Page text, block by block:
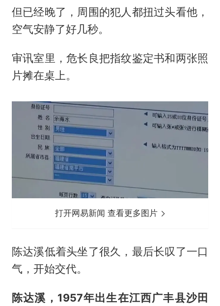
但已经晚了，周围的犯人都扭过头看他，
空气安静了好几秒。
审讯室里，危长良把指纹鉴定书和两张照
片摊在桌上。
打开网易新闻 查看更多图片
陈达溪低着头坐了很久，最后长叹了一口
气，开始交代。
陈达溪，1957年出生在江西广丰县沙田